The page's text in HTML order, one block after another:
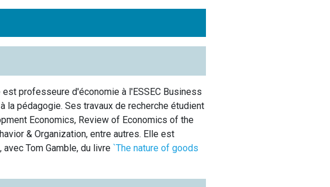
est professeure d'économie à l'ESSEC Business
la pédagogie. Ses travaux de recherche étudient
Economics, Review of Economics of the
& Organization, entre autres. Elle est
Tom Gamble, du livre `The nature of goods